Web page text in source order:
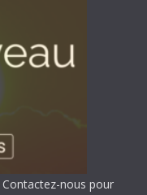
Contactez-nous pour